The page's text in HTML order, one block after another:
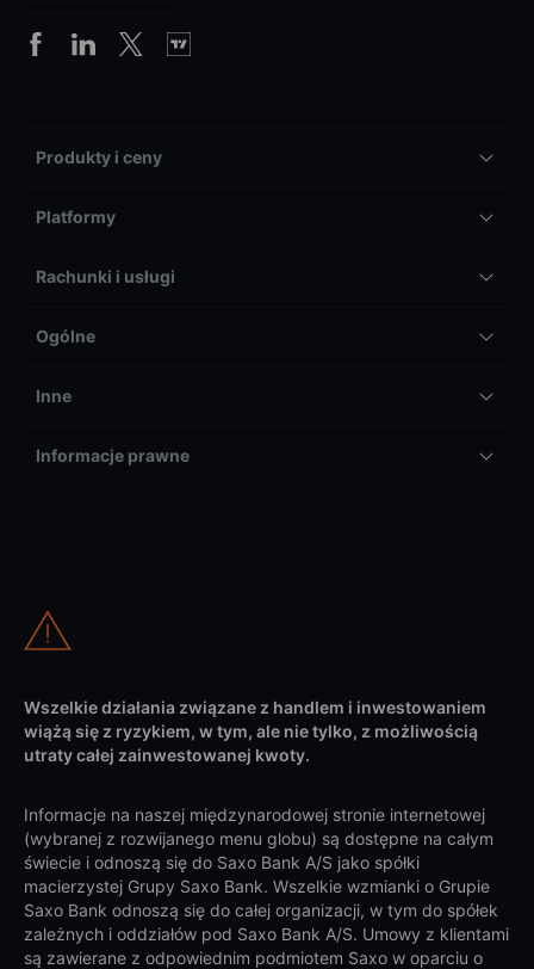
Produkty i ceny
Platformy
Rachunki i usługi
Ogólne
Inne
Informacje prawne
Wszelkie działania związane z handlem i inwestowaniem
wiążą się z ryzykiem, w tym, ale nie tylko, z możliwością
utraty całej zainwestowanej kwoty.
Informacje na naszej międzynarodowej stronie internetowej
(wybranej z rozwijanego menu globu) są dostępne na całym
świecie i odnoszą się do Saxo Bank A/S jako spółki
macierzystej Grupy Saxo Bank. Wszelkie wzmianki o Grupie
Saxo Bank odnoszą się do całej organizacji, w tym do spółek
zależnych i oddziałów pod Saxo Bank A/S. Umowy z klientami
są zawierane z odpowiednim podmiotem Saxo w oparciu o